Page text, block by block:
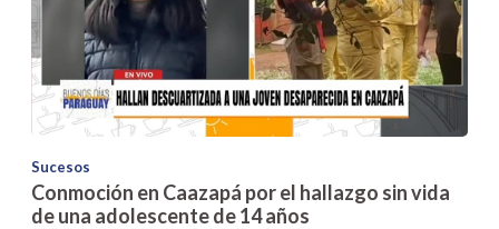
Sucesos
Conmoción en Caazapá por el hallazgo sin vida
de una adolescente de 14 años